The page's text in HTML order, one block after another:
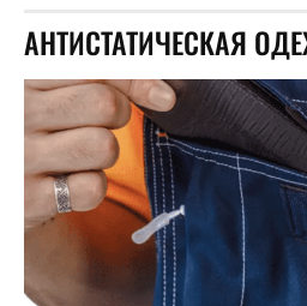
АНТИСТАТИЧЕСКАЯ